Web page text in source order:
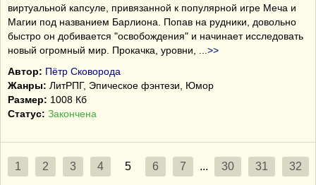
виртуальной капсуле, привязанной к популярной игре Меча и
Магии под названием Барлиона. Попав на рудники, довольно
быстро он добивается "освобождения" и начинает исследовать
новый огромный мир. Прокачка, уровни,
>>
Автор: Пётр Сковорода
Жанры: ЛитРПГ, Эпическое фэнтези, Юмор
Размер: 1008 Кб
Статус: Закончена
1 2 3 4 5 6 7 ... 30 31 32